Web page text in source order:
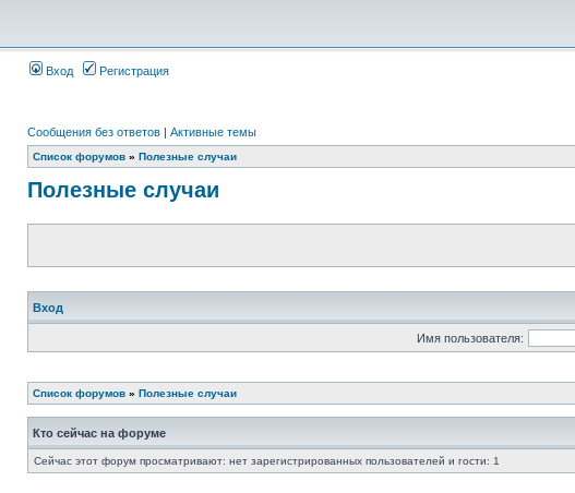
Вход Регистрация
Сообщения без ответов | Активные темы
Список форумов » Полезные случаи
Полезные случаи
Вход
Имя пользователя:
Список форумов » Полезные случаи
Кто сейчас на форуме
Сейчас этот форум просматривают: нет зарегистрированных пользователей и гости: 1